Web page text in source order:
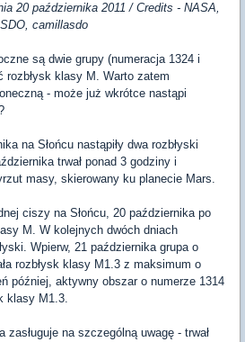
20 października 2011 / Credits - NASA,
SDO, camillasdo
są dwie grupy (numeracja 1324 i
rozbłysk klasy M. Warto zatem
- może już wkrótce nastąpi
na Słońcu nastąpiły dwa rozbłyski
trwał ponad 3 godziny i
masy, skierowany ku planecie Mars.
ciszy na Słońcu, 20 października po
M. W kolejnych dwóch dniach
Wpierw, 21 października grupa o
rozbłysk klasy M1.3 z maksimum o
później, aktywny obszar o numerze 1314
klasy M1.3.
zasługuje na szczególną uwagę - trwał